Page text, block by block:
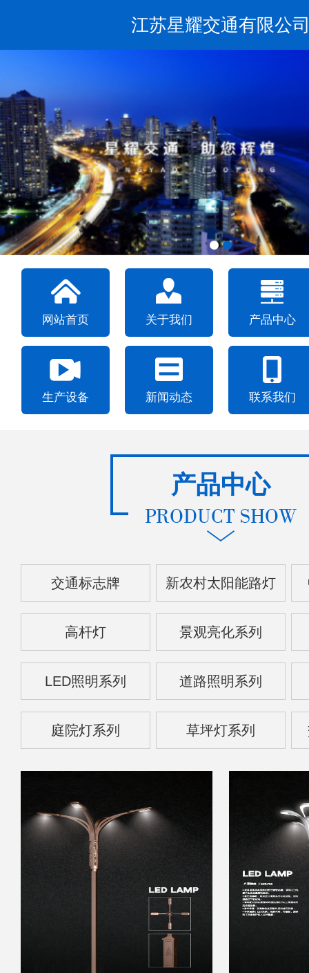
江苏星耀交通有限公
网站首页 关于我们 产品中心
生产设备 新闻动态 联系我们
产品中心
PRODUCT SHOW
交通标志牌 新农村太阳能路灯
高杆灯 景观亮化系列
LED照明系列 道路照明系列
庭院灯系列 草坪灯系列